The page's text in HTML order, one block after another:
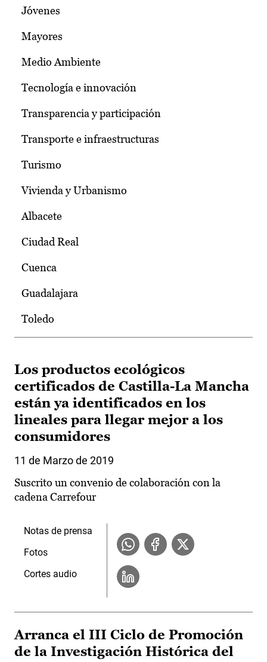
Jóvenes
Mayores
Medio Ambiente
Tecnología e innovación
Transparencia y participación
Transporte e infraestructuras
Turismo
Vivienda y Urbanismo
Albacete
Ciudad Real
Cuenca
Guadalajara
Toledo
Los productos ecológicos
certificados de Castilla-La Mancha
están ya identificados en los
lineales para llegar mejor a los
consumidores
11 de Marzo de 2019
Suscrito un convenio de colaboración con la
cadena Carrefour
Notas de prensa
Fotos
Cortes audio
Arranca el III Ciclo de Promoción
de la Investigación Histórica del